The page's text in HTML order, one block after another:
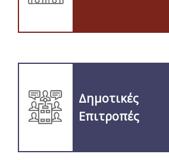
Δημοτικές
Επιτροπές